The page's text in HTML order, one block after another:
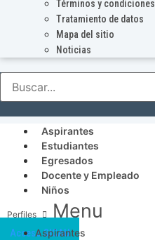
Términos y condiciones
Tratamiento de datos
Mapa del sitio
Noticias
Aspirantes
Estudiantes
Egresados
Docente y Empleado
Niños
Menu
Aspirantes
Acceso SICAU